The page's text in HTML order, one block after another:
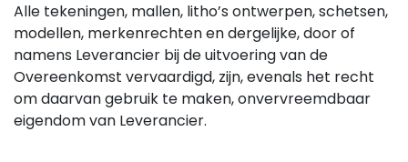
Alle tekeningen, mallen, litho’s ontwerpen, schetsen,
modellen, merkenrechten en dergelijke, door of
namens Leverancier bij de uitvoering van de
Overeenkomst vervaardigd, zijn, evenals het recht
om daarvan gebruik te maken, onvervreemdbaar
eigendom van Leverancier.